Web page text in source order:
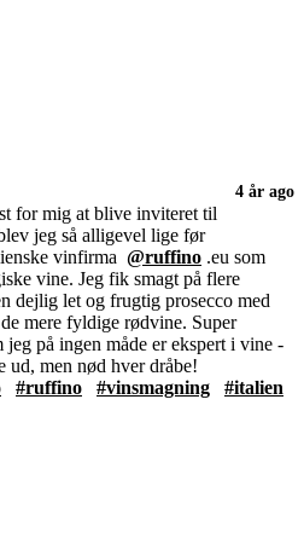
4 år ago
for mig at blive inviteret til
jeg så alligevel lige før
vinfirma @ruffino .eu som
vine. Jeg fik smagt på flere
dejlig let og frugtig prosecco med
mere fyldige rødvine. Super
på ingen måde er ekspert i vine -
ud, men nød hver dråbe!
#ruffino #vinsmagning #italien